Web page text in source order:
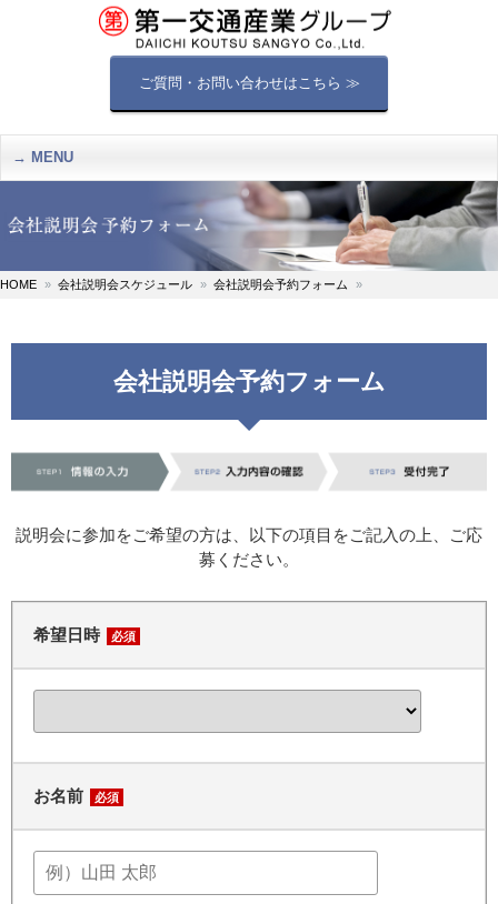
ご質問・お問い合わせはこちら ≫
MENU
HOME 会社説明会スケジュール 会社説明会予約フォーム
会社説明会予約フォーム
説明会に参加をご希望の方は、以下の項目をご記入の上、ご応
募ください。
希望日時 必須
お名前 必須